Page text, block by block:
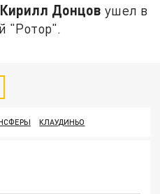
Кирилл Донцов ушел в
"Ротор".
КЛАУДИНЬО